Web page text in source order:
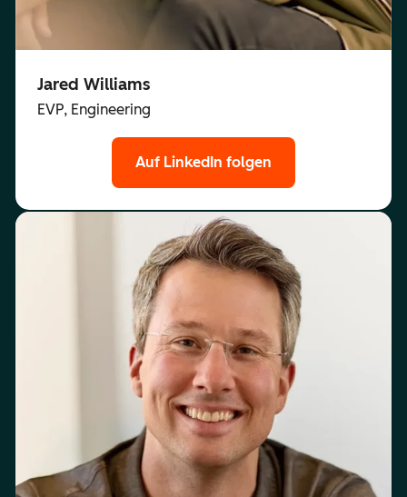
Jared Williams
EVP, Engineering
Auf LinkedIn folgen